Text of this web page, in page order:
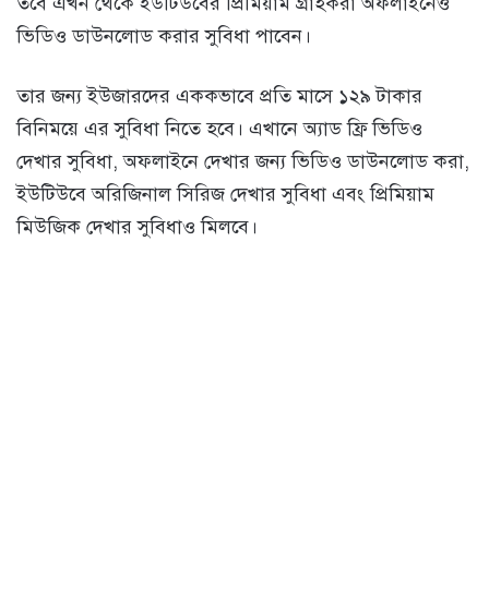
ভিডিও ডাউনলোড করার সুবিধা পাবেন।
তার জন্য ইউজারদের এককভাবে প্রতি মাসে ১২৯ টাকার
বিনিময়ে এর সুবিধা নিতে হবে। এখানে অ্যাড ফ্রি ভিডিও
দেখার সুবিধা, অফলাইনে দেখার জন্য ভিডিও ডাউনলোড করা,
ইউটিউবে অরিজিনাল সিরিজ দেখার সুবিধা এবং প্রিমিয়াম
মিউজিক দেখার সুবিধাও মিলবে।